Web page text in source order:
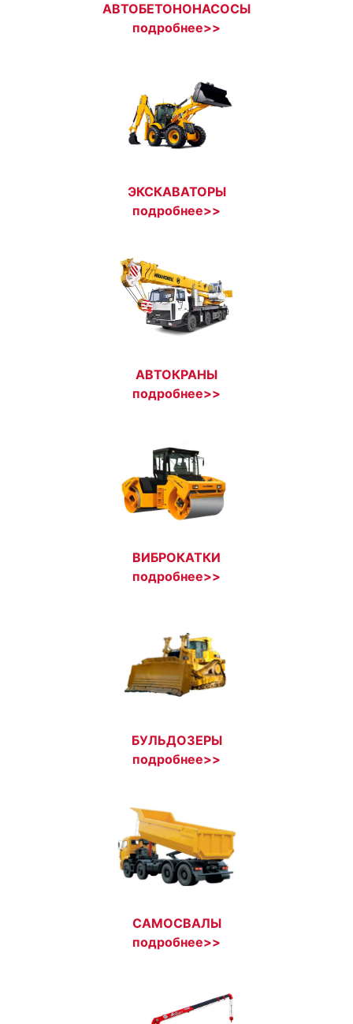
АВТОБЕТОНОНАСОСЫ
подробнее>>
ЭКСКАВАТОРЫ
подробнее>>
АВТОКРАНЫ
подробнее>>
ВИБРОКАТКИ
подробнее>>
БУЛЬДОЗЕРЫ
подробнее>>
САМОСВАЛЫ
подробнее>>